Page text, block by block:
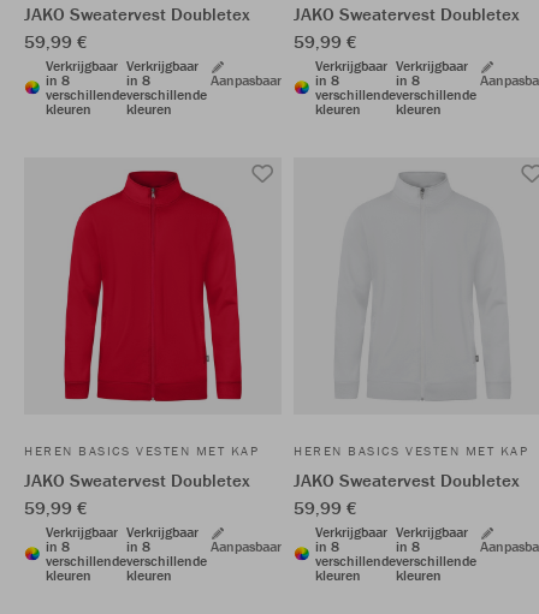
JAKO Sweatervest Doubletex
59,99 €
Verkrijgbaar
in 8
verschillende
kleuren
Verkrijgbaar
in 8
verschillende
kleuren
Aanpasbaar
JAKO Sweatervest Doubletex
59,99 €
Verkrijgbaar
in 8
verschillende
kleuren
Verkrijgbaar
in 8
verschillende
kleuren
HEREN BASICS VESTEN MET KAP
JAKO Sweatervest Doubletex
59,99 €
Verkrijgbaar
in 8
verschillende
kleuren
Verkrijgbaar
in 8
verschillende
kleuren
Aanpasbaar
HEREN BASICS VESTEN MET KAP
JAKO Sweatervest Doubletex
59,99 €
Verkrijgbaar
in 8
verschillende
kleuren
Verkrijgbaar
in 8
verschillende
kleuren